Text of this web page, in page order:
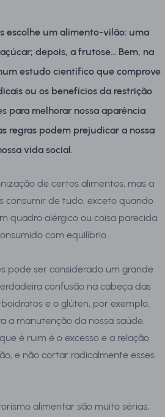
escolhe um alimento-vilão: uma
depois, a frutose... Bem, na
estudo científico que comprove
ou os benefícios da restrição
para melhorar nossa aparência
regras podem prejudicar a nossa
vida social.
de certos alimentos, mas a
consumir de tudo, exceto quando
quadro alérgico ou coisa parecida.
com equilíbrio.
pode ser considerado um grande
confusão na cabeça das
e o glúten, por exemplo,
a manutenção da nossa saúde.
é ruim é o excesso e a relação
e não cortar radicalmente esses
alimentar são muito sérias,